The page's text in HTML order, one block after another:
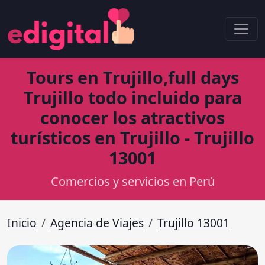
Tours en Trujillo,full days
Trujillo todo incluido para
conocer los atractivos
turísticos en Trujillo - Trujillo
13001
Comercios y servicios en Perú
Inicio Agencia de Viajes Trujillo 13001